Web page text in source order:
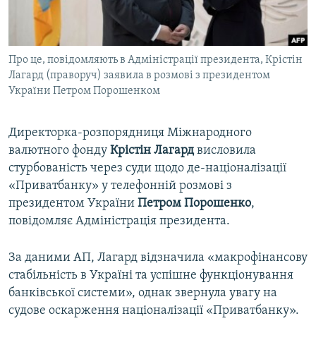
ВІДЕОУРОКИ «ELIFBE»
СВІДЧЕННЯ ОКУПАЦІЇ
УКРАЇНСЬКА ПРОБЛЕМА КРИМУ
ІНФОГРАФІКА
Русский
Qırımtatar
ДОЛУЧАЙСЯ!
Усі сайти RFE/RL
Про це, повідомляють в Адміністрації президента, Крістін
Лагард (праворуч) заявила в розмові з президентом
України Петром Порошенком
Директорка-розпорядниця Міжнародного
валютного фонду Крістін Лагардвисловила
стурбованість через суди щодо де-націоналізації
«Приватбанку» у телефонній розмові з
президентом України Петром Порошенко,
повідомляє Адміністрація президента.
За даними АП, Лагард відзначила «макрофінансову
стабільність в Україні та успішне функціонування
банківської системи», однак звернула увагу на
судове оскарження націоналізації «Приватбанку».